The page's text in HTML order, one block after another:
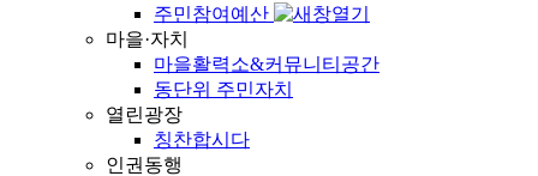
주민참여예산
마을·자치
마을활력소&커뮤니티공간
동단위 주민자치
열린광장
칭찬합시다
인권동행